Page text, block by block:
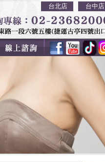
台北店 台中店